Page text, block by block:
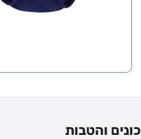
והטבות